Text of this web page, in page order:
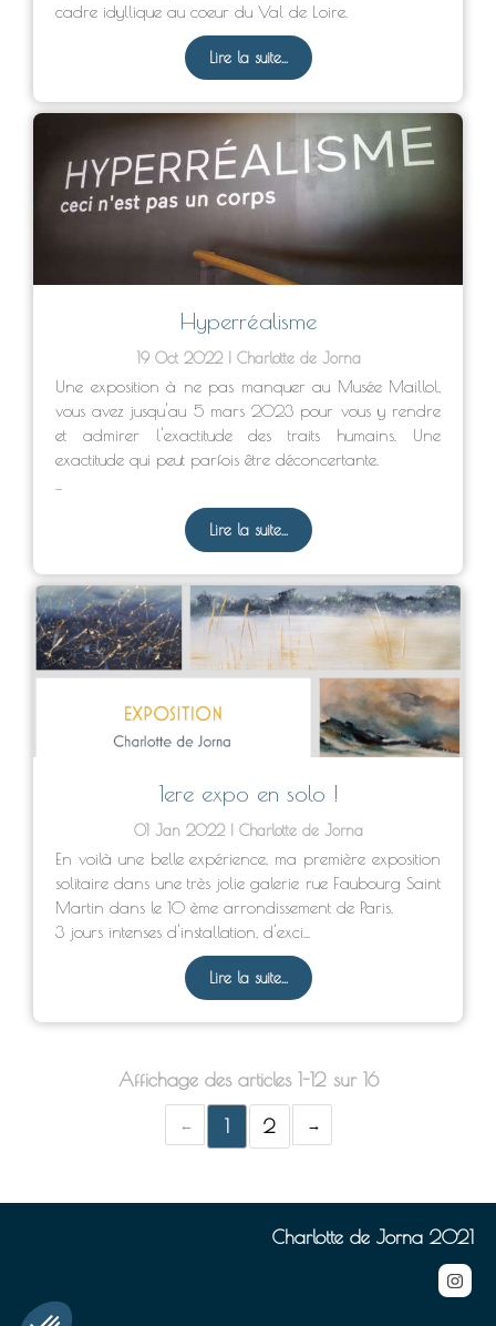
cadre idyllique au coeur du Val de Loire.
Lire la suite...
Hyperréalisme
19 Oct 2022 Charlotte de Jorna
Une exposition à ne pas manquer au Musée Maillol,
vous avez jusqu'au 5 mars 2023 pour vous y rendre
et admirer l'exactitude des traits humains. Une
exactitude qui peut parfois être déconcertante.
Lire la suite...
1ere expo en solo !
01 Jan 2022 Charlotte de Jorna
En voilà une belle expérience, ma première exposition
solitaire dans une très jolie galerie rue Faubourg Saint
Martin dans le 10 ème arrondissement de Paris.
3 jours intenses d'installation, d'exci...
Lire la suite...
Affichage des articles 1-12 sur 16
1 2
Charlotte de Jorna 2021